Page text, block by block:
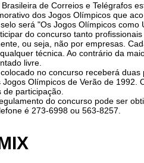
Brasileira de Correios e Telégrafos
dos Jogos Olímpicos que
será "Os Jogos Olímpicos
do concurso tanto
ou seja, não por empresas.
técnica. Ao contrário da
livre.
no concurso receberá
Jogos Olímpicos de Verão de 1992.
de participação.
do concurso pode ser
é 273-6998 ou 563-8257.